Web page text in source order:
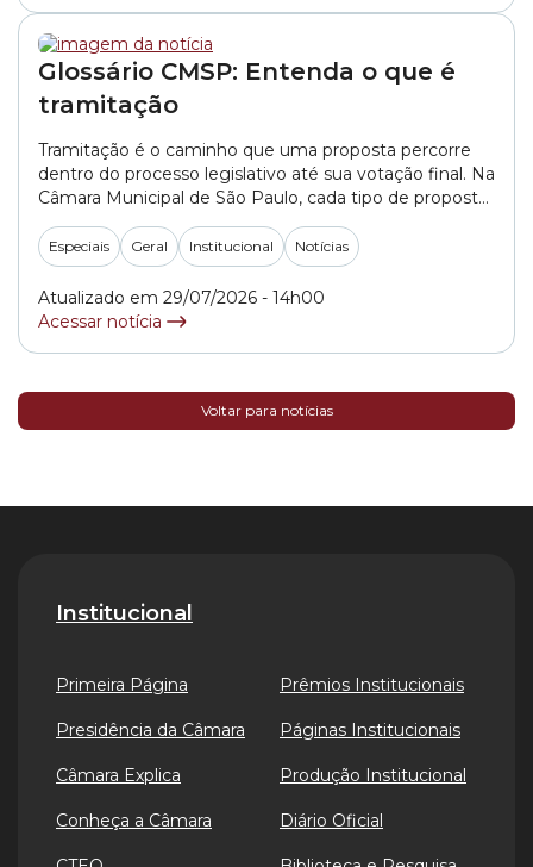
Glossário CMSP: Entenda o que é
tramitação
Tramitação é o caminho que uma proposta percorre
dentro do processo legislativo até sua votação final. Na
Câmara Municipal de São Paulo, cada tipo de proposta
segue regras próprias definidas pelo Regimento
Interno. Os Projetos de Lei são apresentados em
Sessão Plenária e lidos até o início do Prolongamento
Especiais Geral Institucional Notícias
Atualizado em 29/07/2026 - 14h00
Acessar notícia
Voltar para notícias
Institucional
Primeira Página
Presidência da Câmara
Câmara Explica
Conheça a Câmara
Prêmios Institucionais
Páginas Institucionais
Produção Institucional
Diário Oficial